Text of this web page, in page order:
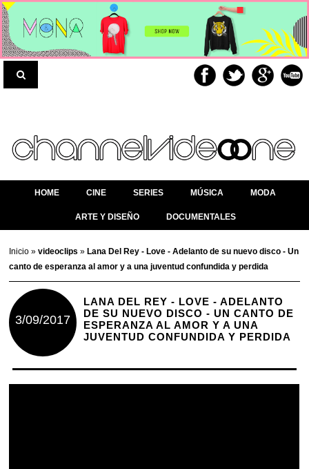
HOME CINE SERIES MÚSICA MODA
ARTE Y DISEÑO DOCUMENTALES
Inicio»videoclips» Lana Del Rey - Love - Adelanto de su nuevo disco - Un
canto de esperanza al amor y a una juventud confundida y perdida
3/09/2017
LANA DEL REY - LOVE - ADELANTO
DE SU NUEVO DISCO - UN CANTO DE
ESPERANZA AL AMOR Y A UNA
JUVENTUD CONFUNDIDA Y PERDIDA